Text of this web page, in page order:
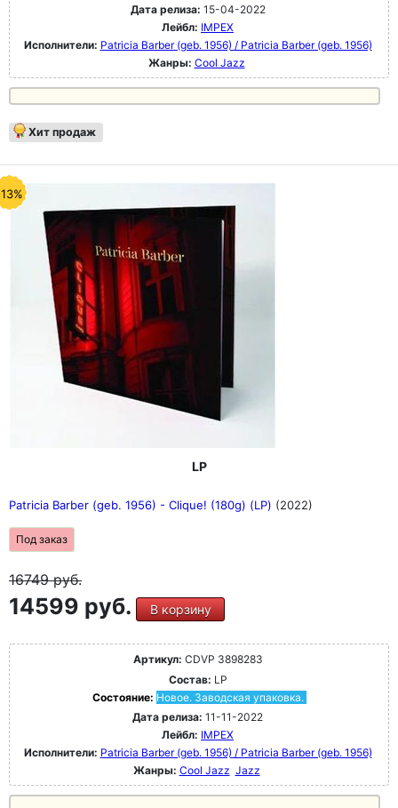
Дата релиза: 15-04-2022
Лейбл: IMPEX
Исполнители: Patricia Barber (geb. 1956) / Patricia Barber (geb. 1956)
Жанры: Cool Jazz
Хит продаж
LP
Patricia Barber (geb. 1956) - Clique! (180g) (LP) (2022)
Под заказ
16749руб.
14599 руб. В корзину
Артикул: CDVP 3898283
Состав: LP
Состояние: Новое. Заводская упаковка.
Дата релиза: 11-11-2022
Лейбл: IMPEX
Исполнители: Patricia Barber (geb. 1956) / Patricia Barber (geb. 1956)
Жанры: Cool Jazz Jazz